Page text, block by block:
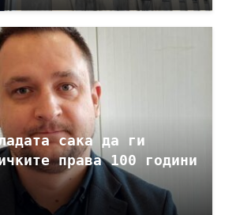
сака да ги
права 100 години